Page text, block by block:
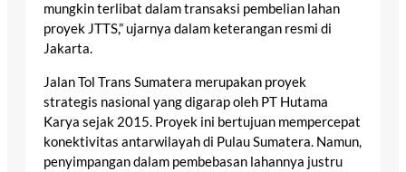
mungkin terlibat dalam transaksi pembelian lahan
proyek JTTS,” ujarnya dalam keterangan resmi di
Jakarta.
Jalan Tol Trans Sumatera merupakan proyek
strategis nasional yang digarap oleh PT Hutama
Karya sejak 2015. Proyek ini bertujuan mempercepat
konektivitas antarwilayah di Pulau Sumatera. Namun,
penyimpangan dalam pembebasan lahannya justru